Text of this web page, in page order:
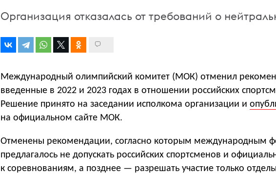
Организация отказалась от требований о
Международный олимпийский комитет (МОК) отменил
введенные в 2022 и 2023 годах в отношении российских
Решение принято на заседании исполкома организации и
на официальном сайте МОК.
Отменены рекомендации, согласно которым международным
предлагалось не допускать российских спортсменов и
к соревнованиям, а позднее — разрешать участие только